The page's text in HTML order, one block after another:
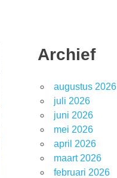
Archief
augustus 2026
juli 2026
juni 2026
mei 2026
april 2026
maart 2026
februari 2026